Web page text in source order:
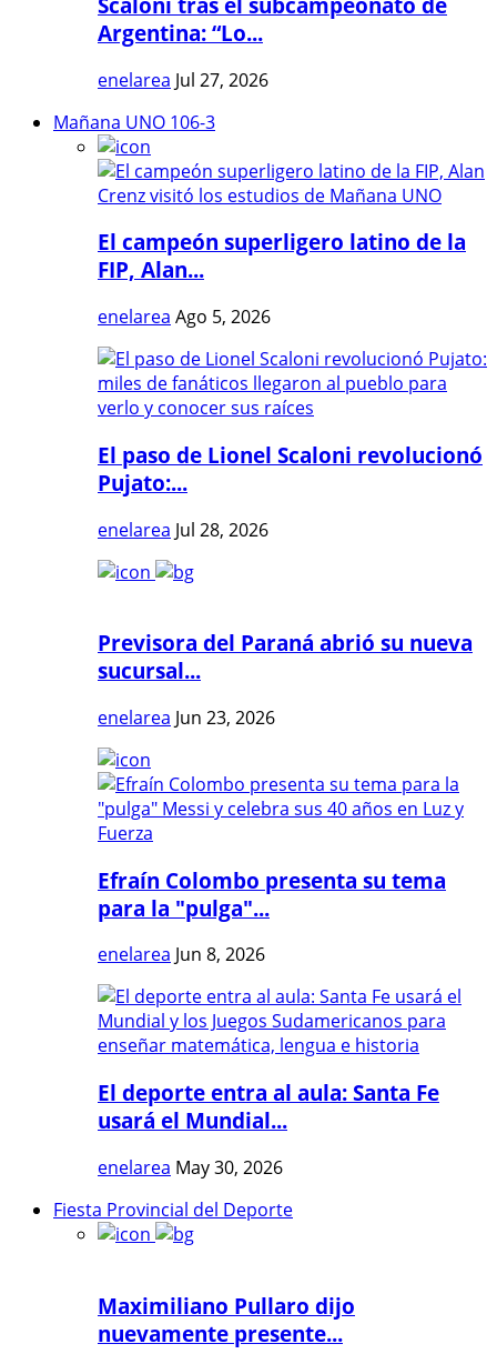
Argentina: “Lo...
enelarea Jul 27, 2026
Mañana UNO 106-3
El campeón superligero latino de la
FIP, Alan...
enelarea Ago 5, 2026
El paso de Lionel Scaloni revolucionó
Pujato:...
enelarea Jul 28, 2026
Previsora del Paraná abrió su nueva
sucursal...
enelarea Jun 23, 2026
Efraín Colombo presenta su tema
para la "pulga"...
enelarea Jun 8, 2026
El deporte entra al aula: Santa Fe
usará el Mundial...
enelarea May 30, 2026
Fiesta Provincial del Deporte
Maximiliano Pullaro dijo
nuevamente presente...